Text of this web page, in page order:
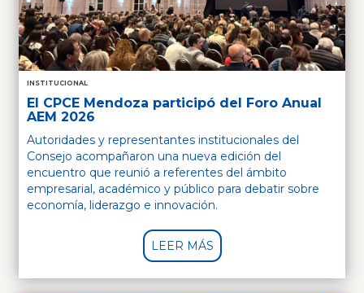
INSTITUCIONAL
El CPCE Mendoza participó del Foro Anual
AEM 2026
Autoridades y representantes institucionales del
Consejo acompañaron una nueva edición del
encuentro que reunió a referentes del ámbito
empresarial, académico y público para debatir sobre
economía, liderazgo e innovación.
LEER MÁS